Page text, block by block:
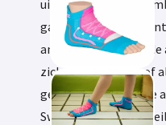
uitglijden in het
gaat en niet altijd
antislipvloer, of als
zich laat wachten, of
gewoon van tijdelijke
Sweakers een extra